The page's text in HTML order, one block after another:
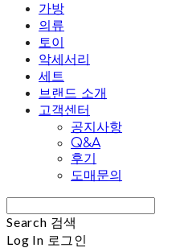
가방
의류
토이
악세서리
세트
브랜드 소개
고객센터
공지사항
Q&A
후기
도매문의
Search 검색
Log In 로그인